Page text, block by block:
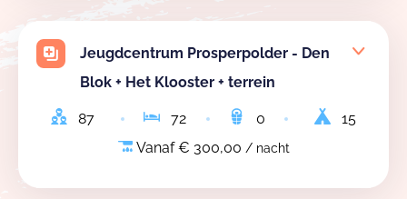
Jeugdcentrum Prosperpolder - Den
Blok + Het Klooster + terrein
87 72 0
15
Vanaf € 300,00 / nacht